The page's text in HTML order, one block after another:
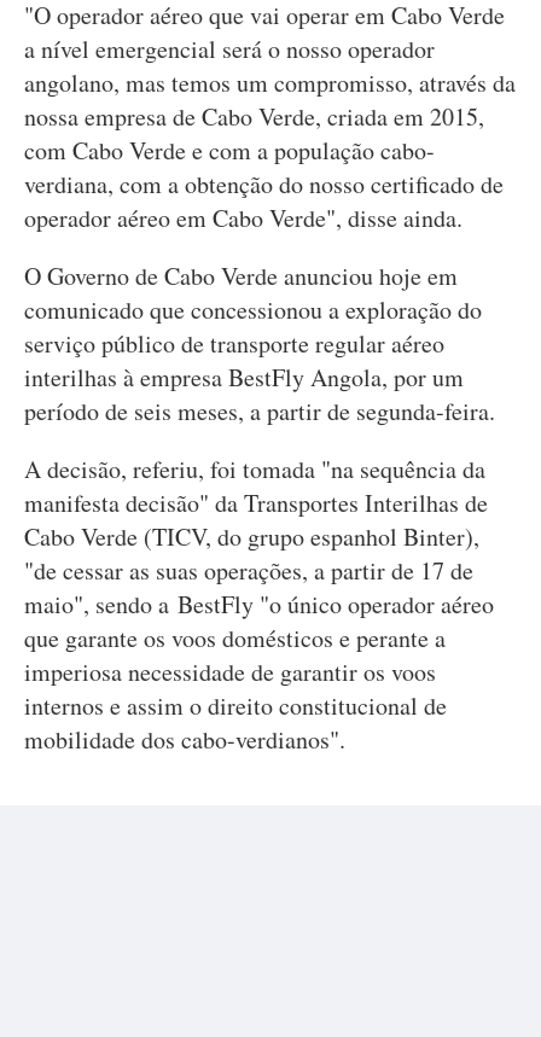
"O operador aéreo que vai operar em Cabo Verde
a nível emergencial será o nosso operador
angolano, mas temos um compromisso, através da
nossa empresa de Cabo Verde, criada em 2015,
com Cabo Verde e com a população cabo-
verdiana, com a obtenção do nosso certificado de
operador aéreo em Cabo Verde", disse ainda.
O Governo de Cabo Verde anunciou hoje em
comunicado que concessionou a exploração do
serviço público de transporte regular aéreo
interilhas à empresa BestFly Angola, por um
período de seis meses, a partir de segunda-feira.
A decisão, referiu, foi tomada "na sequência da
manifesta decisão" da Transportes Interilhas de
Cabo Verde (TICV, do grupo espanhol Binter),
"de cessar as suas operações, a partir de 17 de
maio", sendo a BestFly "o único operador aéreo
que garante os voos domésticos e perante a
imperiosa necessidade de garantir os voos
internos e assim o direito constitucional de
mobilidade dos cabo-verdianos".